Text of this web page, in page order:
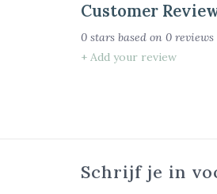
Customer
0 stars based on 0 reviews
+ Add your review
Schrijf je in